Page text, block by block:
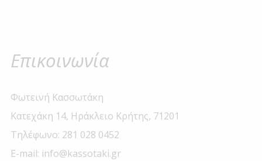
Επικοινωνία
Φωτεινή Κασσωτάκη
Κατεχάκη 14, Ηράκλειο Κρήτης, 71201
Τηλέφωνο: 281 028 0452
E-mail: info@kassotaki.gr